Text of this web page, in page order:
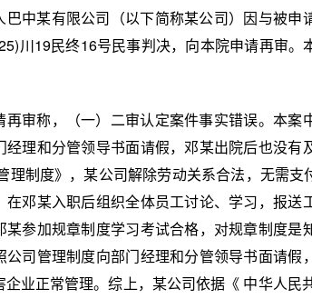
某有限公司（以下简称某公司）因与被申
川19民终16号民事判决，向本院申请再审
称，（一）二审认定案件事实错误。本案
经理和分管领导书面请假，邓某出院后也没
理制度》，某公司解除劳动关系合法，无需
在邓某入职后组织全体员工讨论、学习，报送
某参加规章制度学习考试合格，对规章制度
公司管理制度向部门经理和分管领导书面请
业正常管理。综上，某公司依据《 中华人民